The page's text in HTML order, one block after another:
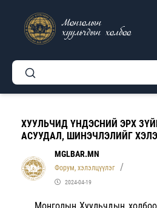
Монголын
хуульчдын холбоо
ХУУЛЬЧИД ҮНДЭСНИЙ ЭРХ
АСУУДАЛ, ШИНЭЧЛЭЛИЙГ
MGLBAR.MN
Форум, хэлэлцүүлэг
2024-04-19